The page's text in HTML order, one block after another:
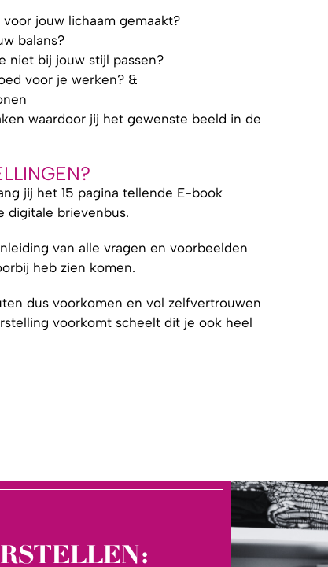
jouw lichaam gemaakt?
balans?
niet bij jouw stijl passen?
voor je werken? &
waardoor jij het gewenste beeld in de
jij het 15 pagina tellende E-book
digitale brievenbus.
van alle vragen en voorbeelden
heb zien komen.
dus voorkomen en vol zelfvertrouwen
voorkomt scheelt dit je ook heel